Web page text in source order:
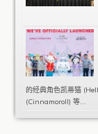
的经典角色凯蒂猫
(Cinnamoroll) 等...